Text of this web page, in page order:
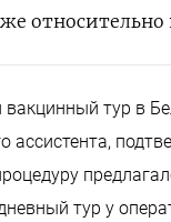
вакцинный тур в
ассистента,
тур у